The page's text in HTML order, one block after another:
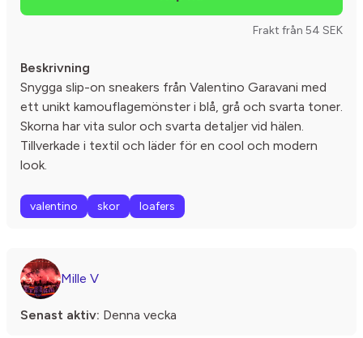
Frakt från 54 SEK
Beskrivning
Snygga slip-on sneakers från Valentino Garavani med
ett unikt kamouflagemönster i blå, grå och svarta toner.
Skorna har vita sulor och svarta detaljer vid hälen.
Tillverkade i textil och läder för en cool och modern
look.
valentino skor loafers
Mille V
Senast aktiv: Denna vecka